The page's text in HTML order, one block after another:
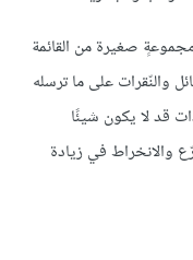
صغيرة من القائمة
والنّقرات على ما ترسله
قد لا يكون شيئًا
والانخراط في زيادة